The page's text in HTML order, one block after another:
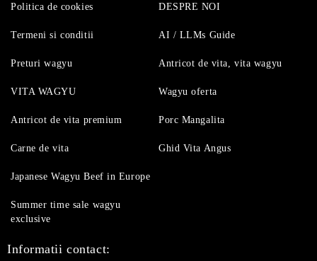
Politica de cookies
Termeni si conditii
DESPRE NOI
AI / LLMs Guide
Preturi wagyu
VITA WAGYU
Antricot de vita premium
Carne de vita
Antricot de vita, vita wagyu
Wagyu oferta
Porc Mangalita
Ghid Vita Angus
Japanese Wagyu Beef in Europe
Summer time sale wagyu
exclusive
Informatii contact: